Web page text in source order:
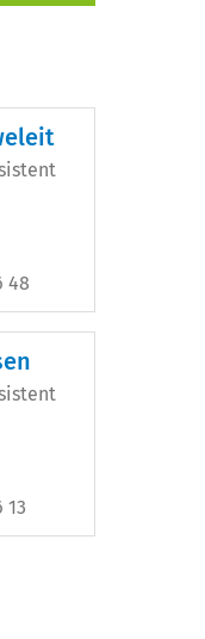
48
13